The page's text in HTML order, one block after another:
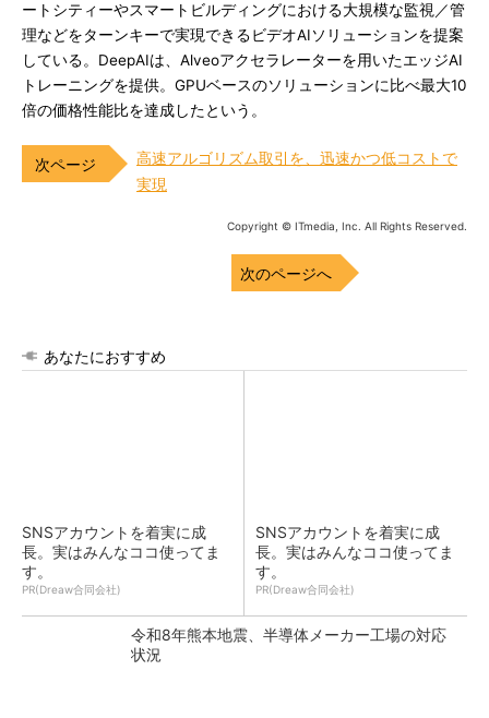
ートシティーやスマートビルディングにおける大規模な監視／管
理などをターンキーで実現できるビデオAIソリューションを提案
している。DeepAIは、Alveoアクセラレーターを用いたエッジAI
トレーニングを提供。GPUベースのソリューションに比べ最大10
倍の価格性能比を達成したという。
高速アルゴリズム取引を、迅速かつ低コストで
実現
Copyright © ITmedia, Inc. All Rights Reserved.
次のページへ
あなたにおすすめ
SNSアカウントを着実に成
長。実はみんなココ使ってま
す。
PR(Dreaw合同会社)
SNSアカウントを着実に成
長。実はみんなココ使ってま
す。
PR(Dreaw合同会社)
令和8年熊本地震、半導体メーカー工場の対応
状況